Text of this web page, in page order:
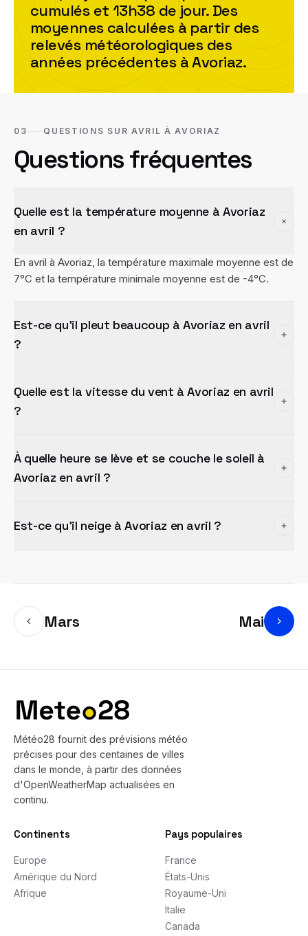
cumulés et 13h38 de jour. Des
moyennes calculées à partir des
relevés météorologiques des
années précédentes àAvoriaz.
03 QUESTIONS SUR AVRIL À AVORIAZ
Questions fréquentes
Quelle est la température moyenne à Avoriaz
en avril ?
En avril à Avoriaz, la température maximale moyenne est de
7°C et la température minimale moyenne est de -4°C.
Est-ce qu'il pleut beaucoup à Avoriaz en avril
?
Quelle est la vitesse du vent à Avoriaz en avril
?
À quelle heure se lève et se couche le soleil à
Avoriaz en avril ?
Est-ce qu'il neige à Avoriaz en avril ?
Mars Mai
Météo28 fournit des prévisions météo
précises pour des centaines de villes
dans le monde, à partir des données
d'OpenWeatherMap actualisées en
continu.
Continents
Europe
Amérique du Nord
Afrique
Pays populaires
France
États-Unis
Royaume-Uni
Italie
Canada